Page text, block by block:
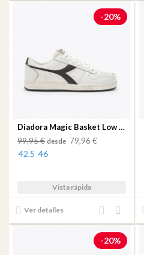
lista
de
comparador
-20%
Diadora Magic Basket Low Icona White/White/Black
99,95 € desde 79,96 €
42.5 46
Vista rápida
Ver detalles
Añadir
lista
de
Añadir
al
comparador
-20%